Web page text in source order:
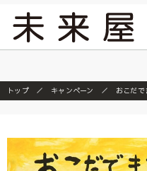
トップ キャンペーン おこだで